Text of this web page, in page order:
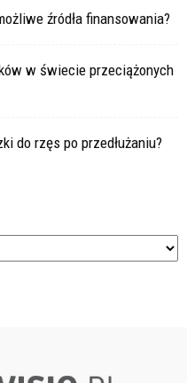
źródła finansowania?
w świecie przeciążonych
do rzęs po przedłużaniu?